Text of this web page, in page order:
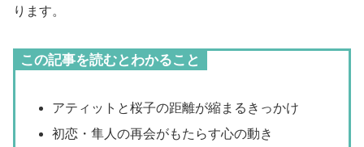
ります。
この記事を読むとわかること
アティットと桜子の距離が縮まるきっかけ
初恋・隼人の再会がもたらす心の動き